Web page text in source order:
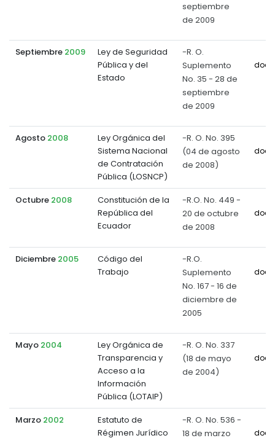
septiembre
de 2009
Septiembre 2009
Ley de Seguridad
Pública y del
Estado
-R. O.
Suplemento
No. 35 - 28 de
septiembre
de 2009
Agosto 2008
Ley Orgánica del
Sistema Nacional
de Contratación
Pública (LOSNCP)
-R. O. No. 395
(04 de agosto
de 2008)
Octubre 2008
Constitución de la
República del
Ecuador
-R.O. No. 449 -
20 de octubre
de 2008
Diciembre 2005
Código del
Trabajo
-R.O.
Suplemento
No. 167 - 16 de
diciembre de
2005
Mayo 2004
Ley Orgánica de
Transparencia y
Acceso a la
Información
Pública (LOTAIP)
-R. O. No. 337
(18 de mayo
de 2004)
Marzo 2002
Estatuto de
Régimen Jurídico
-R. O. No. 536 -
18 de marzo